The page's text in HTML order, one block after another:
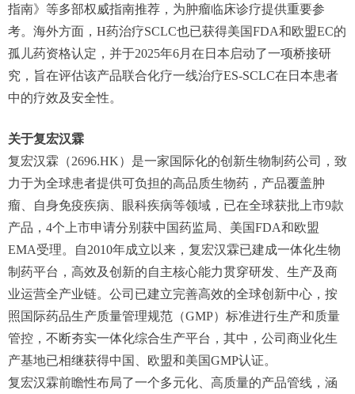
指南》等多部权威指南推荐，为肿瘤临床诊疗提供重要参
考。海外方面，H药治疗SCLC也已获得美国FDA和欧盟EC的
孤儿药资格认定，并于2025年6月在日本启动了一项桥接研
究，旨在评估该产品联合化疗一线治疗ES-SCLC在日本患者
中的疗效及安全性。
关于复宏汉霖
复宏汉霖（2696.HK）是一家国际化的创新生物制药公司，致
力于为全球患者提供可负担的高品质生物药，产品覆盖肿
瘤、自身免疫疾病、眼科疾病等领域，已在全球获批上市9款
产品，4个上市申请分别获中国药监局、美国FDA和欧盟
EMA受理。自2010年成立以来，复宏汉霖已建成一体化生物
制药平台，高效及创新的自主核心能力贯穿研发、生产及商
业运营全产业链。公司已建立完善高效的全球创新中心，按
照国际药品生产质量管理规范（GMP）标准进行生产和质量
管控，不断夯实一体化综合生产平台，其中，公司商业化生
产基地已相继获得中国、欧盟和美国GMP认证。
复宏汉霖前瞻性布局了一个多元化、高质量的产品管线，涵